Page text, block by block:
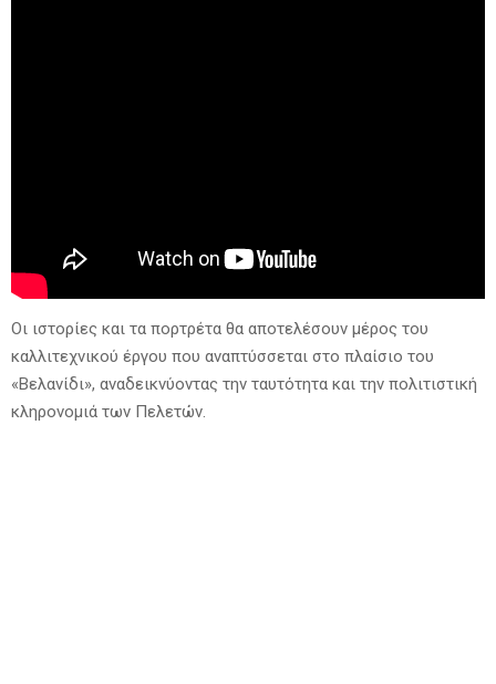
Οι ιστορίες και τα πορτρέτα θα αποτελέσουν μέρος του
καλλιτεχνικού έργου που αναπτύσσεται στο πλαίσιο του
«Βελανίδι», αναδεικνύοντας την ταυτότητα και την πολιτιστική
κληρονομιά των Πελετών.